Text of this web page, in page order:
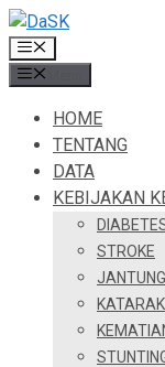
Skip
to
content
Menu
HOME
TENTANG
DATA
KEBIJAKAN
STROKE
JANTUNG
KATARAK